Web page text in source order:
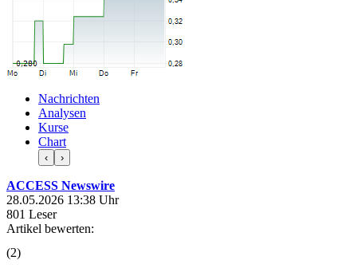
Nachrichten
Analysen
Kurse
Chart
‹ ›
ACCESS Newswire
28.05.2026 13:38 Uhr
801 Leser
Artikel bewerten:
(2)